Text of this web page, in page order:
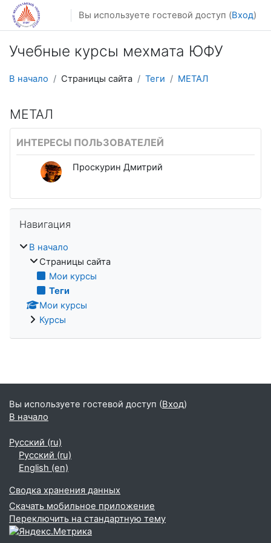
Перейти к основному содержанию
Вы используете гостевой доступ (Вход)
Учебные курсы мехмата ЮФУ
В начало Страницы сайта Теги МЕТАЛ
МЕТАЛ
ИНТЕРЕСЫ ПОЛЬЗОВАТЕЛЕЙ
Проскурин Дмитрий
Навигация
В начало
Страницы сайта
Мои курсы
Теги
Мои курсы
Курсы
Вы используете гостевой доступ (Вход)
В начало
Русский ‎(ru)‎
Русский ‎(ru)‎
English ‎(en)‎
Сводка хранения данных
Скачать мобильное приложение
Переключить на стандартную тему